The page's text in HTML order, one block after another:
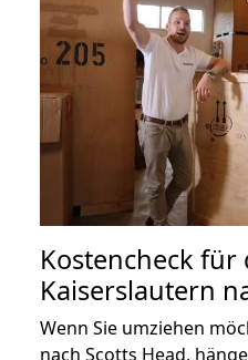
Kostencheck für
Kaiserslautern
Wenn Sie umziehen
nach Scotts Head,